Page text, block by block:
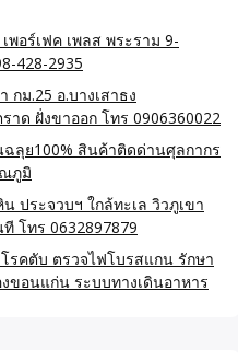
อร์เฟค เพลส พระราม 9-
428-2935
กม.25 อ.บางเสาธง
ด ฝั่งขาออก โทร 0906360022
ลุย100% สินค้าติดด่านศุลกากร
ภูมิ
ประจวบฯ ใกล้ทะเล วิวภูเขา
โทร 0632897879
รคตับ ตรวจไฟโบรสแกน รักษา
ขอนแก่น ระบบทางเดินอาหาร